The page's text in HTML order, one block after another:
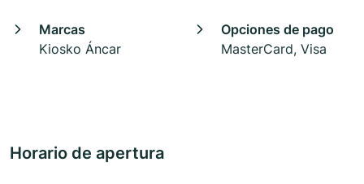
Marcas
Kiosko Áncar
Opciones de pago
MasterCard, Visa
Horario de apertura